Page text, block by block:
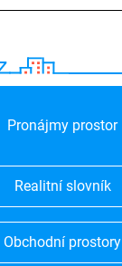
Pronájmy prostor
Realitní slovník
Obchodní prostory